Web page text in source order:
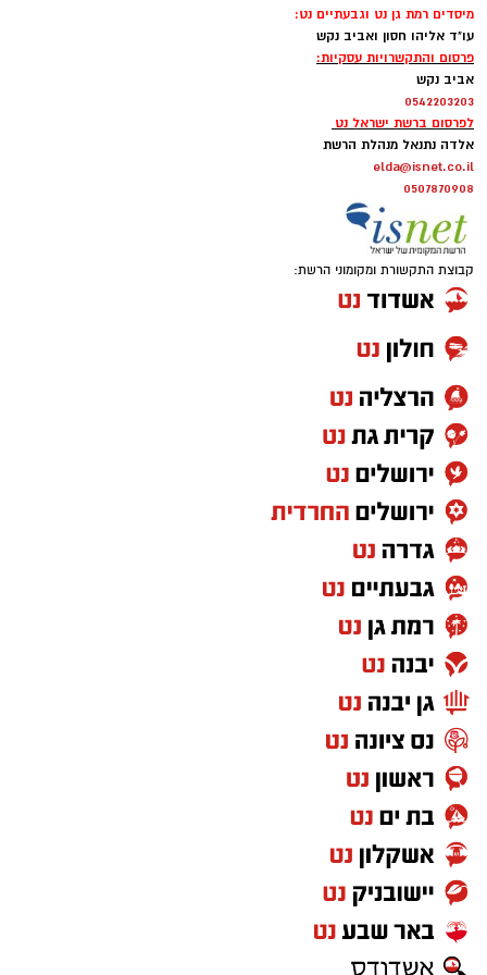
מיסדים רמת גן נט וגבעתיים נט:
עו"ד אליהו חסון ואביב נקש
פרסום והתקשרויות עסקיות:
אביב נקש
0542203203
לפרסום ברשת ישראל נט
אלדה נתנאל מנהלת הרשת
elda@isnet.co.il
0507870908
קבוצת התקשורת ומקומוני הרשת: